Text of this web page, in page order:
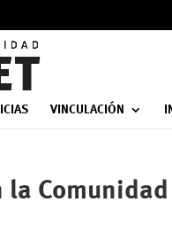
VINCULACIÓN
la Comunidad